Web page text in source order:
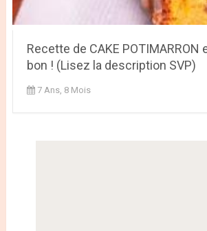
Recette de CAKE
bon ! (Lisez la description SVP)
7 Ans, 8 Mois